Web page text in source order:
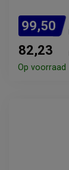
99,50
82,23
Op voorraad